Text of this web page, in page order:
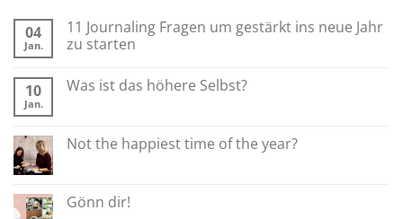
04
Jan.
11 Journaling Fragen um gestärkt ins neue Jahr
zu starten
10
Jan.
Was ist das höhere Selbst?
Not the happiest time of the year?
Gönn dir!